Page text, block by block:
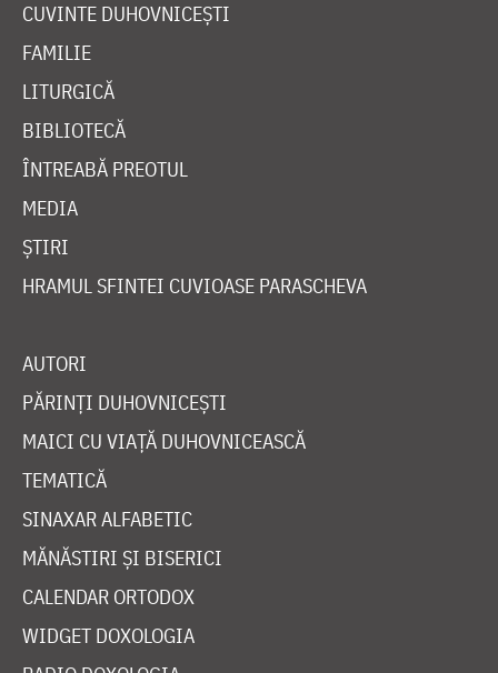
CUVINTE DUHOVNICEȘTI
FAMILIE
LITURGICĂ
BIBLIOTECĂ
ÎNTREABĂ PREOTUL
MEDIA
ȘTIRI
HRAMUL SFINTEI CUVIOASE PARASCHEVA
AUTORI
PĂRINȚI DUHOVNICEȘTI
MAICI CU VIAȚĂ DUHOVNICEASCĂ
TEMATICĂ
SINAXAR ALFABETIC
MĂNĂSTIRI ȘI BISERICI
CALENDAR ORTODOX
WIDGET DOXOLOGIA